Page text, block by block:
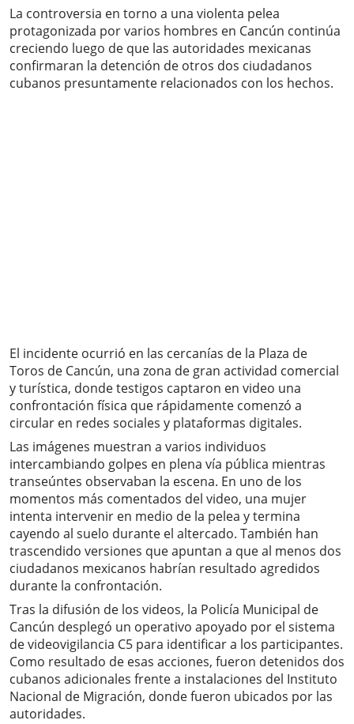
La controversia en torno a una violenta pelea
protagonizada por varios hombres en Cancún continúa
creciendo luego de que las autoridades mexicanas
confirmaran la detención de otros dos ciudadanos
cubanos presuntamente relacionados con los hechos.
El incidente ocurrió en las cercanías de la Plaza de
Toros de Cancún, una zona de gran actividad comercial
y turística, donde testigos captaron en video una
confrontación física que rápidamente comenzó a
circular en redes sociales y plataformas digitales.
Las imágenes muestran a varios individuos
intercambiando golpes en plena vía pública mientras
transeúntes observaban la escena. En uno de los
momentos más comentados del video, una mujer
intenta intervenir en medio de la pelea y termina
cayendo al suelo durante el altercado. También han
trascendido versiones que apuntan a que al menos dos
ciudadanos mexicanos habrían resultado agredidos
durante la confrontación.
Tras la difusión de los videos, la Policía Municipal de
Cancún desplegó un operativo apoyado por el sistema
de videovigilancia C5 para identificar a los participantes.
Como resultado de esas acciones, fueron detenidos dos
cubanos adicionales frente a instalaciones del Instituto
Nacional de Migración, donde fueron ubicados por las
autoridades.